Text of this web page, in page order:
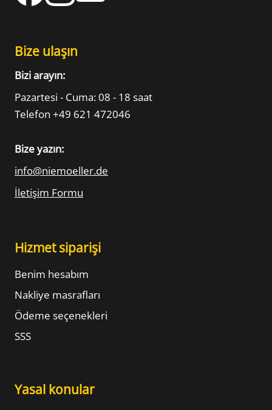
Bize ulaşın
Bizi arayın:
Pazartesi - Cuma: 08 - 18 saat
Telefon +49 621 472046
Bize yazın:
info@niemoeller.de
İletişim Formu
Hizmet siparişi
Benim hesabım
Nakliye masrafları
Ödeme seçenekleri
SSS
Yasal konular